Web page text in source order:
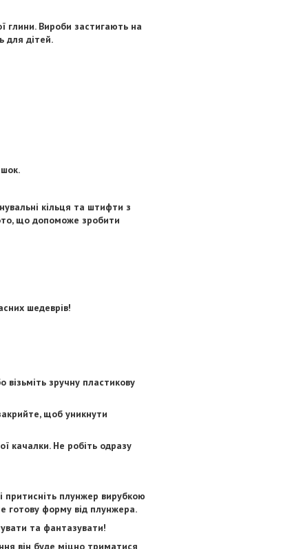
глини. Вироби застигають на
для дітей.
кільця та штифти з
що допоможе зробити
шедеврів!
зручну пластикову
щоб уникнути
качалки. Не робіть одразу
притисніть плунжер вирубкою
готову форму від плунжера.
та фантазувати!
він буде міцно триматися